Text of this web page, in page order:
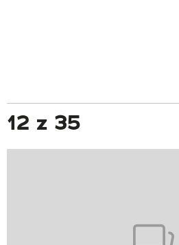
12 z 35